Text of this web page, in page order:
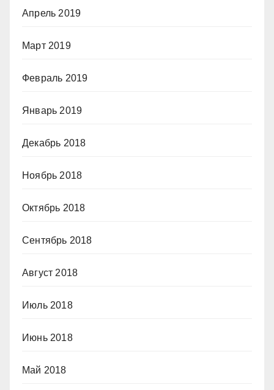
Апрель 2019
Март 2019
Февраль 2019
Январь 2019
Декабрь 2018
Ноябрь 2018
Октябрь 2018
Сентябрь 2018
Август 2018
Июль 2018
Июнь 2018
Май 2018